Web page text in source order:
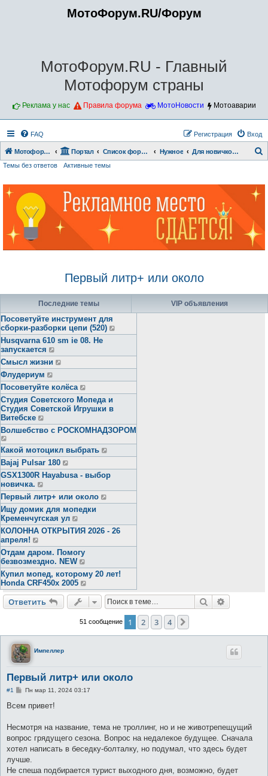
МотоФорум.RU/Форум
МотоФорум.RU - Главный
Мотофорум страны
Реклама у нас Правила форума МотоНовости Мотоаварии
FAQ Вход
Регистрация
Мотофорум.RU Портал Список форумов Нужное Для новичков!!!
Темы без ответов Активные темы
Первый литр+ или около
Последние темы
Посоветуйте инструмент для
сборки-разборки цепи (520)
Husqvarna 610 sm ie 08. Не
запускается
Смысл жизни
Флудериум
Посоветуйте колёса
Студия Советского Мопеда и
Студия Советской Игрушки в
Витебске
Волшебство с РОСКОМНАДЗОРОМ
Какой мотоцикл выбрать
Bajaj Pulsar 180
GSX1300R Hayabusa - выбор
новичка.
Первый литр+ или около
Ищу домик для мопедки
Кременчугская ул
КОЛОННА ОТКРЫТИЯ 2026 - 26
апреля!
Отдам даром. Помогу
безвозмездно. NEW
Купил мопед, которому 20 лет!
Honda CRF450x 2005
VIP объявления
Ответить Поиск
51 сообщение 1 2 3 4
Импеллер
Первый литр+ или около
#1
С
о
е
и
е
Пн мар 11, 2024 03:17
Всем привет!
Несмотря на название, тема не троллинг, но и не животрепещущий
вопрос грядущего сезона. Вопрос на недалекое будущее. Сначала
хотел написать в беседку-болталку, но подумал, что здесь будет
лучше.
Не спеша подбирается турист выходного дня, возможно, будет